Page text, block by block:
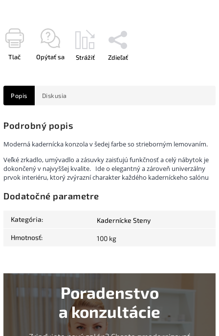
Tlač Opýtať sa Strážiť Zdieľať
Popis Diskusia
Podrobný popis
Moderná kadernícka konzola v šedej farbe so strieborným lemovaním.
Veľké zrkadlo, umývadlo a zásuvky zaisťujú funkčnosť a celý nábytok je
dokončený v najvyššej kvalite. Ide o elegantný a zároveň univerzálny
prvok interiéru, ktorý zvýrazní charakter každého kaderníckeho salónu
Dodatočné parametre
Kategória: Kadernícke Steny
Hmotnosť: 100 kg
Poradenstvo
a konzultácie